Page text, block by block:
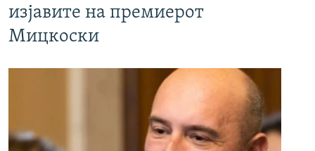
изјавите на премиерот
Мицкоски